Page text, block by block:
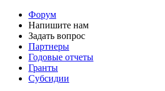
Форум
Напишите нам
Задать вопрос
Партнеры
Годовые отчеты
Гранты
Субсидии